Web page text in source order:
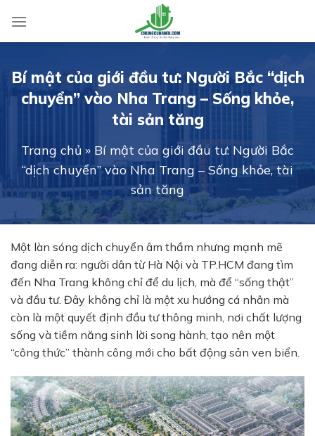
content
Bí mật của giới đầu tư: Người Bắc “dịch
chuyển” vào Nha Trang – Sống khỏe,
tài sản tăng
Trang chủ » Bí mật của giới đầu tư: Người Bắc
“dịch chuyển” vào Nha Trang – Sống khỏe, tài
sản tăng
Một làn sóng dịch chuyển âm thầm nhưng mạnh mẽ
đang diễn ra: người dân từ Hà Nội và TP.HCM đang tìm
đến Nha Trang không chỉ để du lịch, mà để “sống thật”
và đầu tư. Đây không chỉ là một xu hướng cá nhân mà
còn là một quyết định đầu tư thông minh, nơi chất lượng
sống và tiềm năng sinh lời song hành, tạo nên một
“công thức” thành công mới cho bất động sản ven biển.